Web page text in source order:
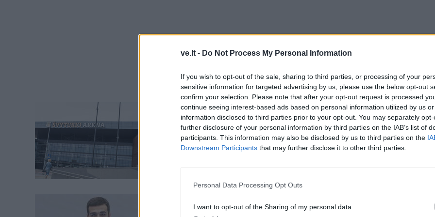
ve.lt - Do Not Process My Personal Information
If you wish to opt-out of the sale, sharing to third parties, or processing of your
sensitive information for targeted advertising by us, please use the below opt-out
confirm your selection. Please note that after your opt-out request is processed
continue seeing interest-based ads based on personal information utilized by us
information disclosed to third parties prior to your opt-out. You may separately
further disclosure of your personal information by third parties on the IAB’s list of
participants. This information may also be disclosed by us to third parties on the
Downstream Participants that may further disclose it to other third parties.
Personal Data Processing Opt Outs
I want to opt-out of the Sharing of my personal data.
Sportas 2026-08-
Krepšinio čempionato organizavimui - 0,4 mln.
(1)
2026-08-